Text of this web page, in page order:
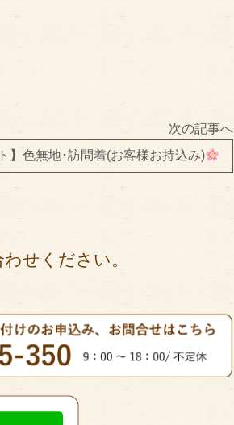
次の記事へ
】色無地･訪問着(お客様お持込み)
せください。